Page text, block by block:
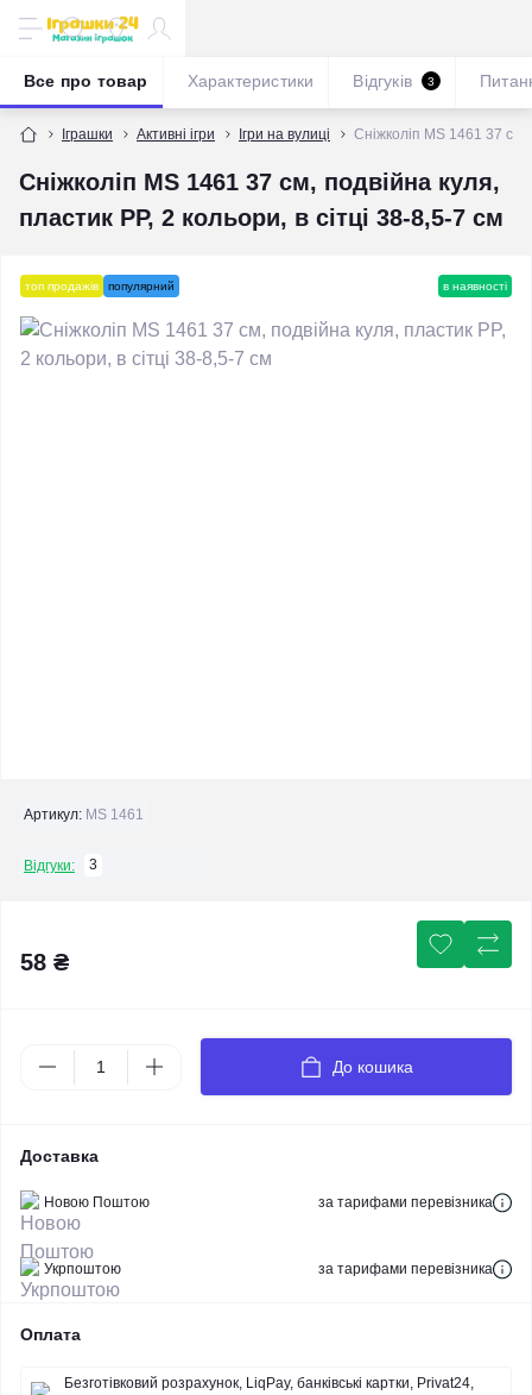
Іграшки Активні ігри Ігри на вулиці Сніжколіп MS 1461 37 см,
Сніжколіп MS 1461 37 см, подвійна куля,
пластик PP, 2 кольори, в сітці 38-8,5-7 см
Все про товар Характеристики Відгуків 3
топ продажів популярний в наявності
Артикул: MS 1461
Відгуки: 3
58 ₴
До кошика
Доставка
Новою Поштою за тарифами перевізника
Укрпоштою за тарифами перевізника
Оплата
Безготівковий розрахунок, LiqPay, банківські картки, Privat24,